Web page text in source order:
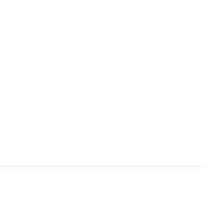
каждого инвестора в
платформы для тех, кто
других или инвестировать в
расширяя
HTFX.
исключительную